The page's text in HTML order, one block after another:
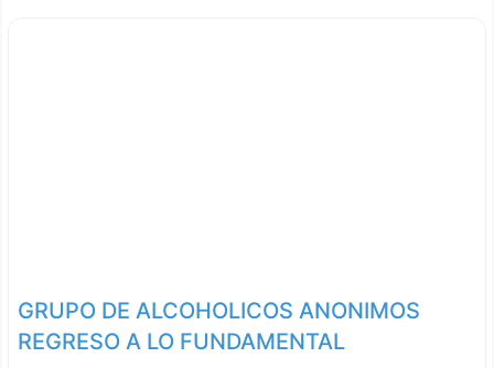
GRUPO DE ALCOHOLICOS ANONIMOS
REGRESO A LO FUNDAMENTAL